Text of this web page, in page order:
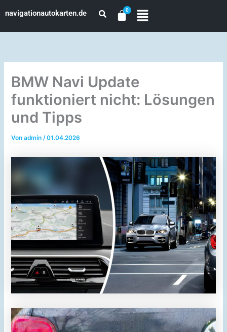
Inhalt
springen
navigationautokarten.de
BMW Navi Update
funktioniert nicht: Lösungen
und Tipps
Vonadmin /01.04.2026